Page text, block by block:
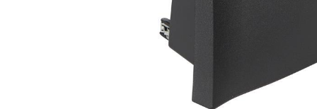
Электрооборудование